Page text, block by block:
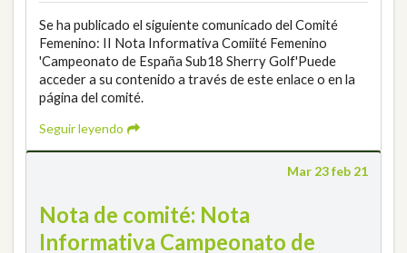
Se ha publicado el siguiente comunicado del Comité
Femenino: II Nota Informativa Comiité Femenino
'Campeonato de España Sub18 Sherry Golf'Puede
acceder a su contenido a través de este enlace o en la
página del comité.
Seguir leyendo
Mar 23 feb 21
Nota de comité: Nota
Informativa Campeonato de